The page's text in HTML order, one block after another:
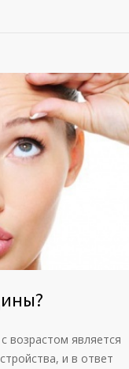
возрастом является
и в ответ